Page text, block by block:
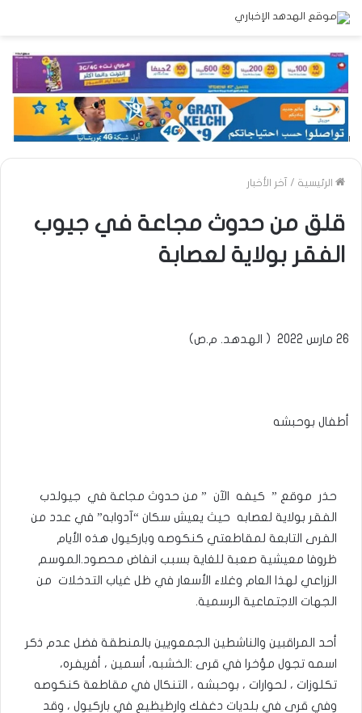
الرئيسية / آخر الأخبار
قلق من حدوث مجاعة في جيوب
الفقر بولاية لعصابة
26 مارس 2022 ( الهدهد. م.ص)
أطفال بوحبشه
حذر موقع ” كيفه الآن ” من حدوث مجاعة في جيولدب
الفقر بولاية لعصابه حيث يعيش سكان “آدوابه” في عدد من
الفرى التابعة لمقاطعتي كنكوصه وباركيول هذه الأيام
ظروفا معيشية صعبة للغاية بسبب انفاض محصود.الموسم
الزراعي لهذا العام وغلاء الأسعار في ظل غياب التدخلات من
الجهات الاجتماعية الرسمية.
أحد المراقبين والناشطين الجمعويين بالمنطقة فضل عدم ذكر
اسمه تجول مؤخرا في قرى :الخشبه، أسمين ، أفريفره،
تكلوزات ، لحوارات ، بوحبشه ، التنكال في مقاطعة كنكوصه
وفي قرى في بلديات دغفك وارظيظيع في باركيول ، وقد